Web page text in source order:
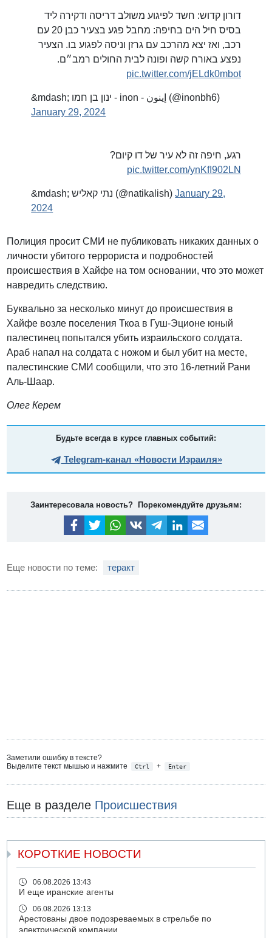
דורון קדוש: חשד לפיגוע משולב דריסה ודקירה ליד
בסיס חיל הים בחיפה: מחבל פגע בצעיר כבן 20 עם
רכב, ואז יצא מהרכב עם גרזן וניסה לפגוע בו. הצעיר
נפצע באורח קשה ופונה לבית החולים רמב״ם.
pic.twitter.com/jELdk0mbot
&mdash; ינון בן חמו - inon - إينون (@inonbh6)
January 29, 2024
רגע, חיפה זה לא עיר של דו קיום?
pic.twitter.com/ynKfI902LN
&mdash; נתי קאליש (@natikalish)January 29,
2024
Полиция просит СМИ не публиковать никаких данных о
личности убитого террориста и подробностей
происшествия в Хайфе на том основании, что это может
навредить следствию.
Буквально за несколько минут до происшествия в
Хайфе возле поселения Ткоа в Гуш-Эционе юный
палестинец попытался убить израильского солдата.
Араб напал на солдата с ножом и был убит на месте,
палестинские СМИ сообщили, что это 16-летний Рани
Аль-Шаар.
Олег Керем
Будьте всегда в курсе главных событий:
Telegram-канал «Новости Израиля»
Заинтересовала новость? Порекомендуйте друзьям:
Еще новости по теме: теракт
Заметили ошибку в тексте?
Выделите текст мышью и нажмите
Ctrl + Enter
Еще в разделе Происшествия
КОРОТКИЕ НОВОСТИ
06.08.2026 13:43
И еще иранские агенты
06.08.2026 13:13
Арестованы двое подозреваемых в стрельбе по
электрической компании